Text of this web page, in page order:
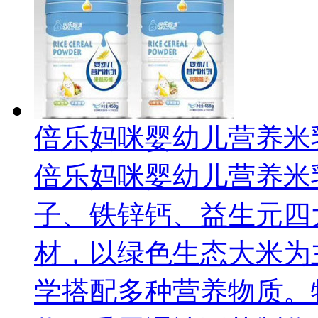
倍乐妈咪婴幼儿营养米
倍乐妈咪婴幼儿营养
子、铁锌钙、益生元
材，以绿色生态大米
学搭配多种营养物质